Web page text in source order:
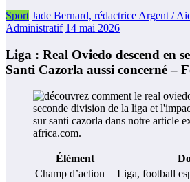
Sport Jade Bernard, rédactrice Argent /
Administratif 14 mai 2026
Liga : Real Oviedo descend en
Santi Cazorla aussi concerné –
Élément
Champ d’action
Liga, football